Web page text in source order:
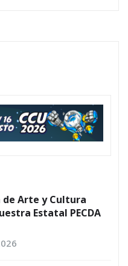
de Arte y Cultura
Estatal PECDA